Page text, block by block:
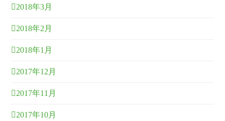
2018年3月
2018年2月
2018年1月
2017年12月
2017年11月
2017年10月